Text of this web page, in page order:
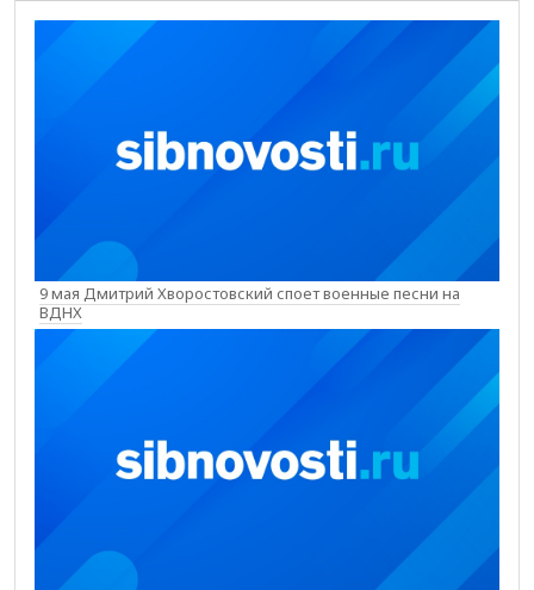
9 мая Дмитрий Хворостовский споет военные песни на
ВДНХ